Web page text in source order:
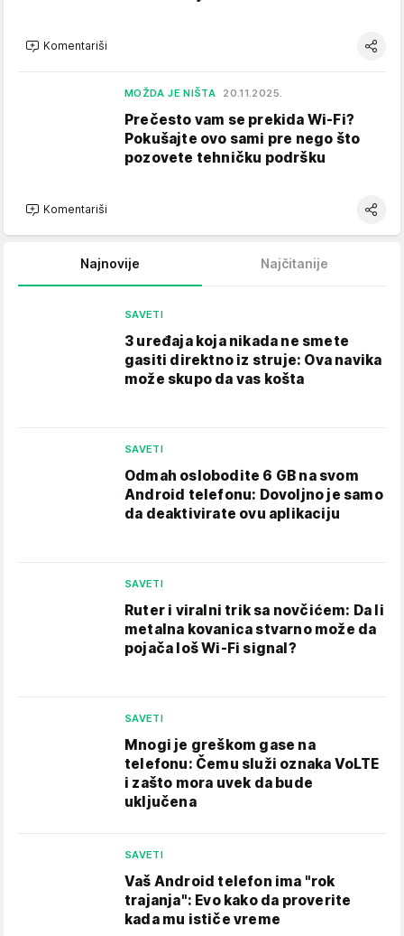
Komentariši
MOŽDA JE NIŠTA 20.11.2025.
Prečesto vam se prekida Wi-Fi?
Pokušajte ovo sami pre nego što
pozovete tehničku podršku
Komentariši
Najnovije Najčitanije
SAVETI
3 uređaja koja nikada ne smete
gasiti direktno iz struje: Ova navika
može skupo da vas košta
SAVETI
Odmah oslobodite 6 GB na svom
Android telefonu: Dovoljno je samo
da deaktivirate ovu aplikaciju
SAVETI
Ruter i viralni trik sa novčićem: Da li
metalna kovanica stvarno može da
pojača loš Wi-Fi signal?
SAVETI
Mnogi je greškom gase na
telefonu: Čemu služi oznaka VoLTE
i zašto mora uvek da bude
uključena
SAVETI
Vaš Android telefon ima "rok
trajanja": Evo kako da proverite
kada mu ističe vreme